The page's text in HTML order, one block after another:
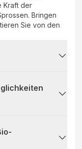
Kraft der
Bringen
Sie von den